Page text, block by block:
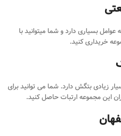
بسیاری دارد و شما میتوانید با
خریداری کنید.
زیادی بتگش دارد. شما می توانید برای
این مجموعه ارتبات حاصل کنید.